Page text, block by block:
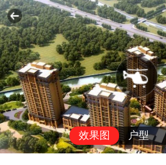
效果图 户型